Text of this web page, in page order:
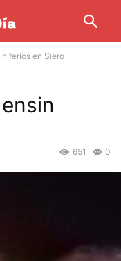
feríos en Siero
0
651